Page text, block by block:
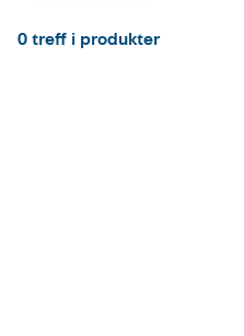
0treff i produkter